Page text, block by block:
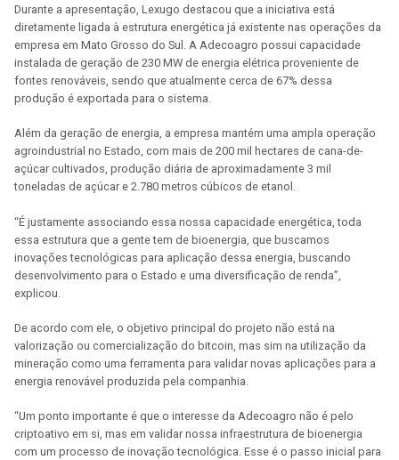
Durante a apresentação, Lexugo destacou que a iniciativa está
diretamente ligada à estrutura energética já existente nas operações da
empresa em Mato Grosso do Sul. A Adecoagro possui capacidade
instalada de geração de 230 MW de energia elétrica proveniente de
fontes renováveis, sendo que atualmente cerca de 67% dessa
produção é exportada para o sistema.
Além da geração de energia, a empresa mantém uma ampla operação
agroindustrial no Estado, com mais de 200 mil hectares de cana-de-
açúcar cultivados, produção diária de aproximadamente 3 mil
toneladas de açúcar e 2.780 metros cúbicos de etanol.
“É justamente associando essa nossa capacidade energética, toda
essa estrutura que a gente tem de bioenergia, que buscamos
inovações tecnológicas para aplicação dessa energia, buscando
desenvolvimento para o Estado e uma diversificação de renda”,
explicou.
De acordo com ele, o objetivo principal do projeto não está na
valorização ou comercialização do bitcoin, mas sim na utilização da
mineração como uma ferramenta para validar novas aplicações para a
energia renovável produzida pela companhia.
“Um ponto importante é que o interesse da Adecoagro não é pelo
criptoativo em si, mas em validar nossa infraestrutura de bioenergia
com um processo de inovação tecnológica. Esse é o passo inicial para